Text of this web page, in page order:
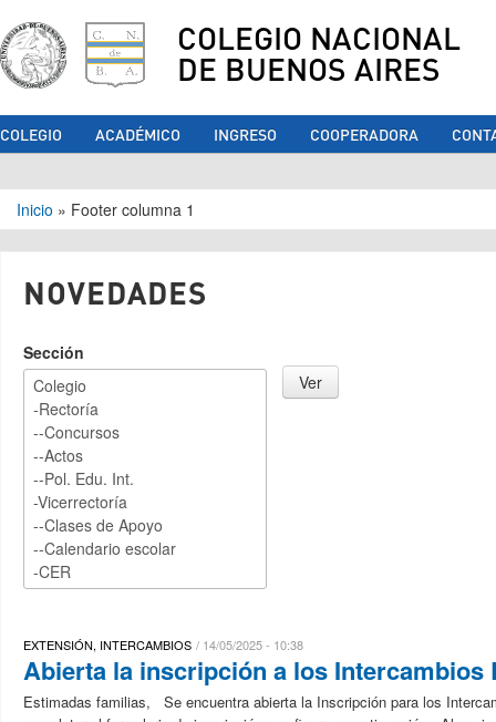
COLEGIO NACIONAL
DE BUENOS AIRES
COLEGIO ACADÉMICO INGRESO COOPERADORA
Se encuentra usted aquí
Inicio » Footer columna 1
NOVEDADES
Sección
EXTENSIÓN, INTERCAMBIOS 14/05/2025 - 10:38
Abierta la inscripción a los Intercambios
Estimadas familias, Se encuentra abierta la Inscripción para los